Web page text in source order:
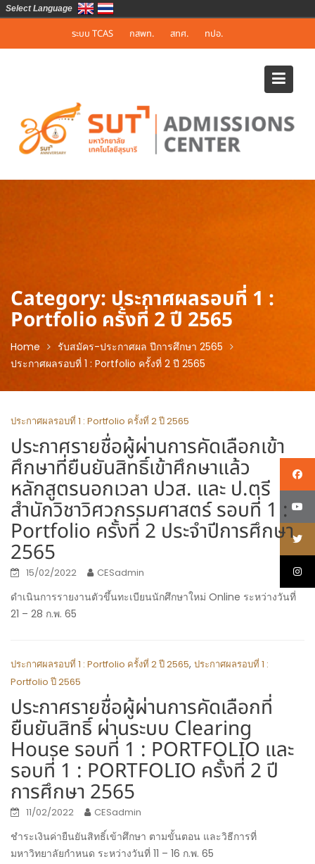
ระบบ TCAS กสพท. สทศ. ทปอ.
Category: ประกาศผลรอบที่ 1 :
Portfolio ครั้งที่ 2 ปี 2565
Home
รับสมัคร-ประกาศผล ปีการศึกษา 2565
ประกาศผลรอบที่ 1 : Portfolio ครั้งที่ 2 ปี 2565
ประกาศผลรอบที่ 1 : Portfolio ครั้งที่ 2 ปี 2565
ประกาศรายชื่อผู้ผ่านการคัดเลือกเข้า
ศึกษาที่ยืนยันสิทธิ์เข้าศึกษาแล้ว
หลักสูตรนอกเวลา ปวส. และ ป.ตรี
สำนักวิชาวิศวกรรมศาสตร์ รอบที่ 1 :
Portfolio ครั้งที่ 2 ประจำปีการศึกษา
2565
15/02/2022 CESadmin
ดำเนินการรายงานตัวขึ้นทะเบียนนักศึกษาใหม่ Online ระหว่างวันที่
21 – 28 ก.พ. 65
ประกาศผลรอบที่ 1 : Portfolio ครั้งที่ 2 ปี 2565, ประกาศผลรอบที่ 1 :
Portfolio ปี 2565
ประกาศรายชื่อผู้ผ่านการคัดเลือกที่
ยืนยันสิทธิ์ ผ่านระบบ Clearing
House รอบที่ 1 : PORTFOLIO และ
รอบที่ 1 : PORTFOLIO ครั้งที่ 2 ปี
การศึกษา 2565
11/02/2022 CESadmin
ชำระเงินค่ายืนยันสิทธิ์เข้าศึกษา ตามขั้นตอน และวิธีการที่
มหาวิทยาลัยกำหนด ระหว่างวันที่ 11 – 16 ก.พ. 65
Select Language